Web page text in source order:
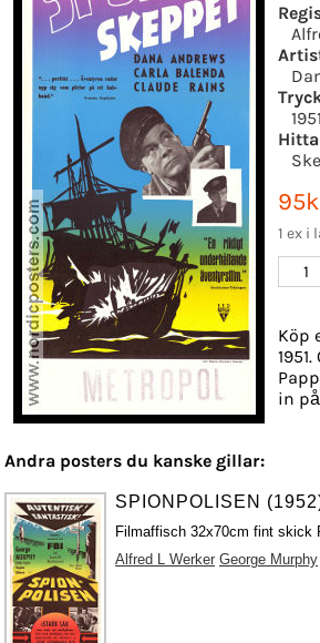
1951
1 ex i
1
Köp
in
Andra posters du kanske gillar:
SPIONPOLISEN
Filmaffisch 32x70cm fint skick
Alfred L Werker George Murphy